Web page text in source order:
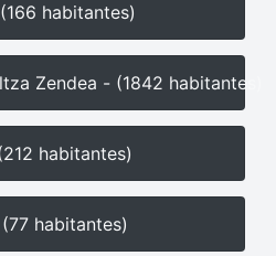
habitantes)
Zendea - (1842 habitantes)
habitantes)
habitantes)